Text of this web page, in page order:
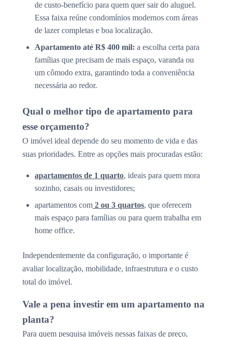
de custo-benefício para quem quer sair do aluguel.
Essa faixa reúne condomínios modernos com áreas
de lazer completas e boa localização.
Apartamento até R$ 400 mil: a escolha certa para
famílias que precisam de mais espaço, varanda ou
um cômodo extra, garantindo toda a conveniência
necessária ao redor.
Qual o melhor tipo de apartamento para
esse orçamento?
O imóvel ideal depende do seu momento de vida e das
suas prioridades. Entre as opções mais procuradas estão:
apartamentos de 1 quarto, ideais para quem mora
sozinho, casais ou investidores;
apartamentos com 2 ou 3 quartos, que oferecem
mais espaço para famílias ou para quem trabalha em
home office.
Independentemente da configuração, o importante é
avaliar localização, mobilidade, infraestrutura e o custo
total do imóvel.
Vale a pena investir em um apartamento na
planta?
Para quem pesquisa imóveis nessas faixas de preço,